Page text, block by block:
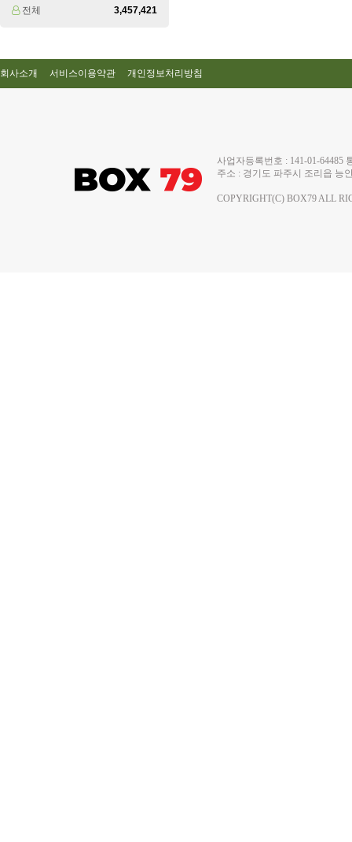
전체
3,457,421
회사소개 서비스이용약관 개인정보처리방침
사업자등록번호 : 141-01-
주소 : 경기도 파주시 조리읍 능
COPYRIGHT(C) BOX79 ALL